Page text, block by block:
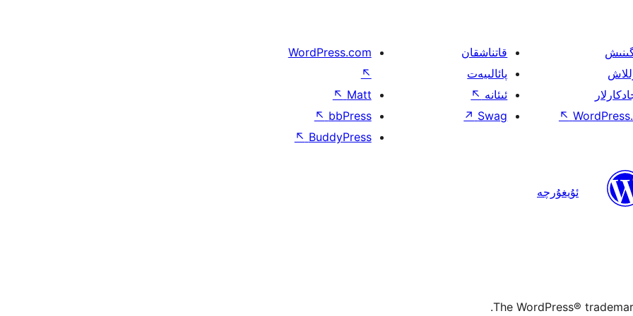
↖
قاتناشقان
پائالىيەت
ئىئانە ↖
Swag
↗
WordPress.com
↖
Matt
↖
bbPress
↖
BuddyPress
↖
ئۇيغۇرچە
The WordPress®